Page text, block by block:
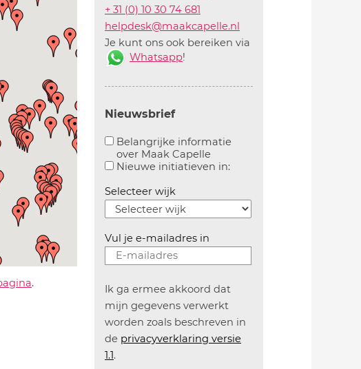
.
+ 31 (0) 10 30 74 681
helpdesk@maakcapelle.nl
Je kunt ons ook bereiken via
Whatsapp!
Nieuwsbrief
Belangrijke informatie
over Maak Capelle
Aanvinken om belangrijke informatie over
Nieuwe initiatieven in:Aanvinken om
Selecteer wijk
Vul je e-mailadres in
Ik ga ermee akkoord dat
mijn gegevens verwerkt
worden zoals beschreven in
de privacyverklaring versie
1.1.